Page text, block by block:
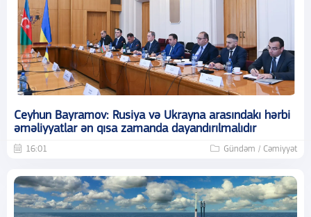
Ceyhun Bayramov: Rusiya və Ukrayna arasındakı hərbi
əməliyyatlar ən qısa zamanda dayandırılmalıdır
16:01 Gündəm / Cəmiyyət